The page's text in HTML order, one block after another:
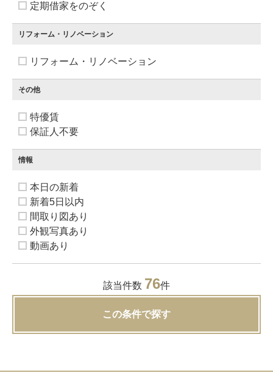
定期借家をのぞく
リフォーム・リノベーション
リフォーム・リノベーション
その他
特優賃
保証人不要
情報
本日の新着
新着5日以内
間取り図あり
外観写真あり
動画あり
該当件数 76件
この条件で探す